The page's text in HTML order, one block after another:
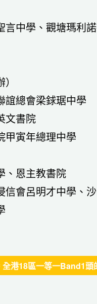
中學、觀塘瑪利
誼總會梁銶琚中學
文書院
甲寅年總理中學
、恩主教書院
會呂明才中學、
全港18區一等一Band1頭